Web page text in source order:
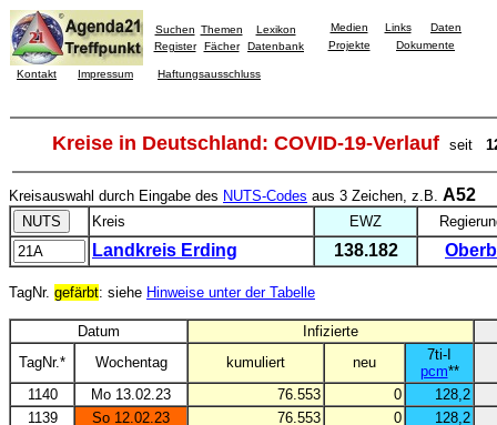
Suchen Themen
Lexikon
Register
Fächer Datenbank
Medien Links
Daten
Projekte
Dokumente
Kontakt Impressum Haftungsausschluss
Kreise in Deutschland: COVID-19-Verlauf seit
Kreisauswahl durch Eingabe des NUTS-Codes aus 3 Zeichen, z.B. A52
Kreis EWZ
Landkreis Erding 138.182
TagNr. gefärbt: siehe Hinweise unter der Tabelle
Datum
Infizierte
TagNr.*
Wochentag kumuliert neu
7ti-I
pcm**
1140
Mo 13.02.23 76.553 0
128,2
1139
So 12.02.23 76.553 0
128,2